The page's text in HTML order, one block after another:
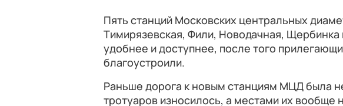
Пять станций Московских центральных
Тимирязевская, Фили, Новодачная,
удобнее и доступнее, после того
благоустроили.
Раньше дорога к новым станциям МЦД была
тротуаров износилось, а местами их